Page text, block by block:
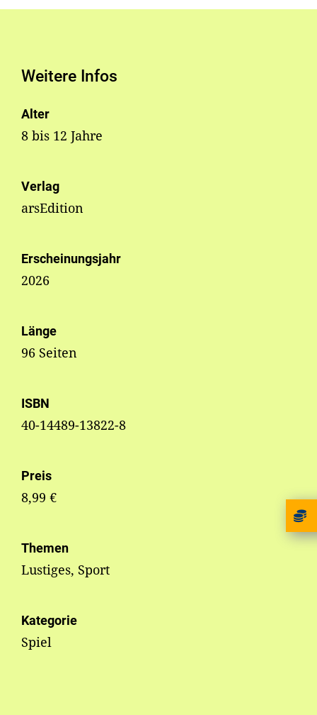
Weitere Infos
Alter
8 bis 12 Jahre
Verlag
arsEdition
Erscheinungsjahr
2026
Länge
96 Seiten
ISBN
40-14489-13822-8
Preis
8,99 €
Themen
Lustiges, Sport
Kategorie
Spiel